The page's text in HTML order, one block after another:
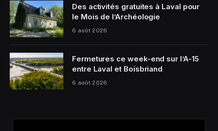
Des activités gratuites à Laval pour
le Mois de l’Archéologie
6 août 2026
Fermetures ce week-end sur l’A-15
entre Laval et Boisbriand
6 août 2026